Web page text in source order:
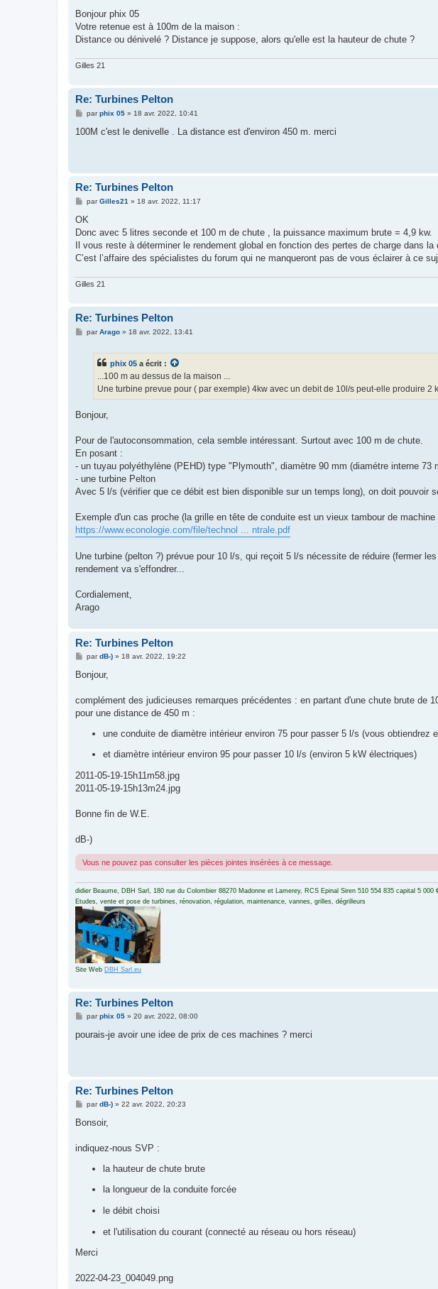
s
a
g
Bonjour phix 05
Votre retenue est à 100m de la maison :
Distance ou dénivelé ? Distance je suppose, alors qu'elle est la hauteur de chute ?
Gilles 21
Re: Turbines Pelton
M
s
parphix 05» 18 avr. 2022, 10:41
100M c'est le denivelle . La distance est d'environ 450 m. merci
Re: Turbines Pelton
M
s
a
g
parGilles21 » 18 avr. 2022, 11:17
OK
Donc avec 5 litres seconde et 100 m de chute , la puissance maximum brute = 4,9 kw.
Il vous reste à déterminer le rendement global en fonction des pertes de charge dans
C’est l’affaire des spécialistes du forum qui ne manqueront pas de vous éclairer à ce
Gilles 21
Re: Turbines Pelton
MparArago» 18 avr. 2022, 13:41
phix 05 a écrit :
...100 m au dessus de la maison ...
Une turbine prevue pour ( par exemple) 4kw avec un debit de 10l/s peut-elle produire 2
Bonjour,
Pour de l'autoconsommation, cela semble intéressant. Surtout avec 100 m de chute.
En posant :
- un tuyau polyéthylène (PEHD) type "Plymouth", diamètre 90 mm (diamétre interne 73
- une turbine Pelton
Avec 5 l/s (vérifier que ce débit est bien disponible sur un temps long), on doit pouvoir
Exemple d'un cas proche (la grille en tête de conduite est un vieux tambour de machine
https://www.econologie.com/file/technol ... ntrale.pdf
Une turbine (pelton ?) prévue pour 10 l/s, qui reçoit 5 l/s nécessite de réduire (fermer
rendement va s'effondrer...
Cordialement,
Arago
Re: Turbines Pelton
M
s
g
pardB-)» 18 avr. 2022, 19:22
Bonjour,
complément des judicieuses remarques précédentes : en partant d'une chute brute
pour une distance de 450 m :
une conduite de diamètre intérieur environ 75 pour passer 5 l/s (vous
et diamètre intérieur environ 95 pour passer 10 l/s (environ 5 kW électriques)
2011-05-19-15h11m58.jpg
2011-05-19-15h13m24.jpg
Bonne fin de W.E.
dB-)
Vous ne pouvez pas consulter les pièces jointes insérées à ce message.
didier Beaume, DBH Sarl, 180 rue du Colombier 88270 Madonne et Lamerey, RCS Epinal Siren 510 554 835 capital 5 000
Etudes, vente et pose de turbines, rénovation, régulation, maintenance, vannes, grilles, dégrilleurs
Site Web DBH Sarl.eu
Re: Turbines Pelton
M
s
parphix 05» 20 avr. 2022, 08:00
pourais-je avoir une idee de prix de ces machines ? merci
Re: Turbines Pelton
M
s
g
pardB-)» 22 avr. 2022, 20:23
Bonsoir,
indiquez-nous SVP :
la hauteur de chute brute
la longueur de la conduite forcée
le débit choisi
et l'utilisation du courant (connecté au réseau ou hors réseau)
Merci
2022-04-23_004049.png